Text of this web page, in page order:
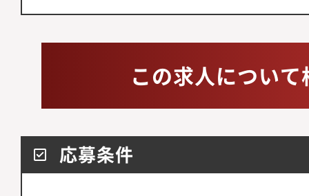
この求人につい
応募条件